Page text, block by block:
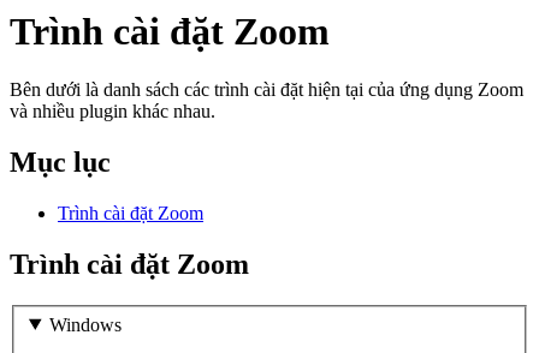
Trình cài đặt Zoom
Bên dưới là danh sách các trình cài đặt hiện tại của ứng dụng Zoom
và nhiều plugin khác nhau.
Mục lục
Trình cài đặt Zoom
Trình cài đặt Zoom
Windows